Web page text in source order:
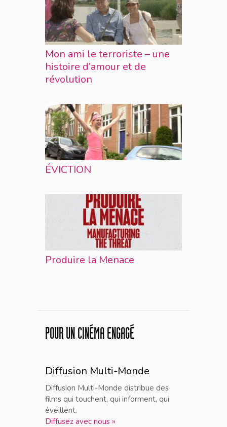
Mon ami le terroriste – une
histoire d’amour et de
révolution
ÉVICTION
Produire la Menace
POUR UN CINÉMA ENGAGÉ
Diffusion Multi-Monde
Diffusion Multi-Monde distribue des
films qui touchent, qui informent, qui
éveillent.
Diffusez avec nous »